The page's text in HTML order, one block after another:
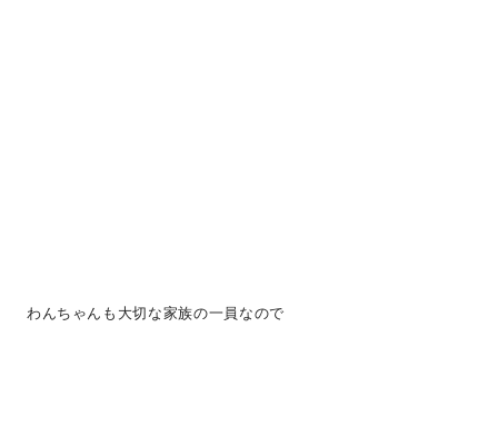
わんちゃんも大切な家族の一員なので